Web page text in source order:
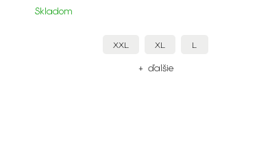
Skladom
XXL XL L
+ ďalšie